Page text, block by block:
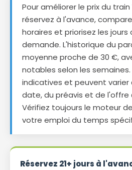
Pour améliorer le prix du
réservez à l'avance,
horaires et priorisez les jours
demande. L'historique du
moyenne proche de 30 €,
notables selon les
indicatives et peuvent varier
date, du préavis et de l'offre
Vérifiez toujours le moteur
votre emploi du temps
Réservez 21+ jours à